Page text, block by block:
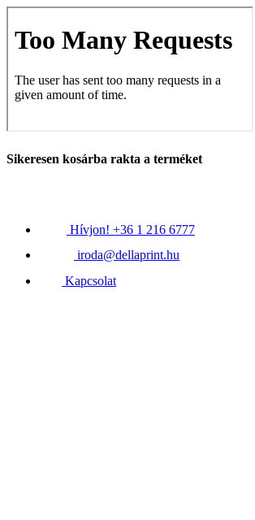
Sikeresen kosárba rakta a terméket
Hívjon! +36 1 216 6777
iroda@dellaprint.hu
Kapcsolat